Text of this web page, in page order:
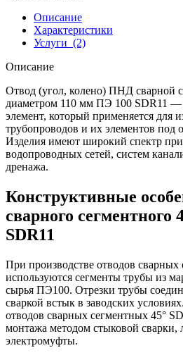
Описание
Характеристики
Услуги (2)
Описание
Отвод (угол, колено) ПНД сварной
диаметром 110 мм ПЭ 100 SDR11 —
элемент, который применяется для
трубопроводов и их элементов под
Изделия имеют широкий спектр
водопроводных сетей, систем
дренажа.
Конструктивные
сварного сегментного
SDR11
При производстве отводов сварных
используются сегменты трубы из
сырья ПЭ100. Отрезки трубы
сваркой встык в заводских
отводов сварных сегментных 45°
монтажа методом стыковой
электромуфты.